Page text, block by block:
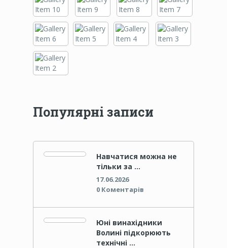
Популярні записи
Навчатися можна не
тільки за …
17.06.2026
0 Коментарів
Юні винахідники
Волині підкорюють
технічні …